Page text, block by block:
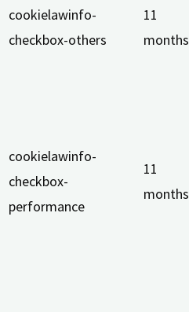
cookielawinfo-
checkbox-others
11
months
cookielawinfo-
checkbox-
performance
11
months